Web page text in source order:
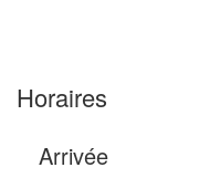
Horaires
Arrivée